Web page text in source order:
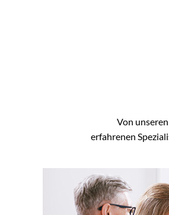
Von
erfahrenen